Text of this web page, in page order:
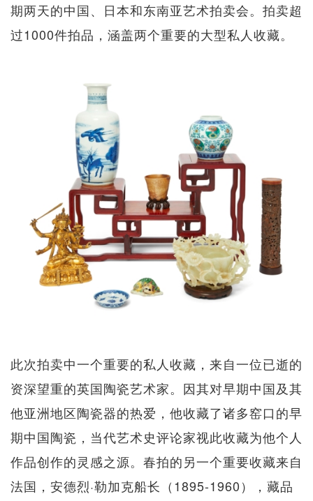
期两天的中国、日本和东南亚艺术拍卖会。拍卖超
过1000件拍品，涵盖两个重要的大型私人收藏。
此次拍卖中一个重要的私人收藏，来自一位已逝的
资深望重的英国陶瓷艺术家。因其对早期中国及其
他亚洲地区陶瓷器的热爱，他收藏了诸多窑口的早
期中国陶瓷，当代艺术史评论家视此收藏为他个人
作品创作的灵感之源。春拍的另一个重要收藏来自
法国，安德烈·勒加克船长（1895-1960），藏品